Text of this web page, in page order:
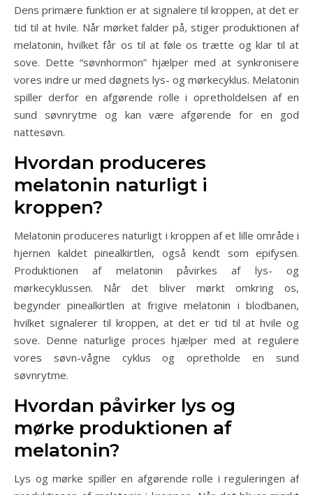
Dens primære funktion er at signalere til kroppen, at det er
tid til at hvile. Når mørket falder på, stiger produktionen af
melatonin, hvilket får os til at føle os trætte og klar til at
sove. Dette “søvnhormon” hjælper med at synkronisere
vores indre ur med døgnets lys- og mørkecyklus. Melatonin
spiller derfor en afgørende rolle i opretholdelsen af en
sund søvnrytme og kan være afgørende for en god
nattesøvn.
Hvordan produceres
melatonin naturligt i
kroppen?
Melatonin produceres naturligt i kroppen af et lille område i
hjernen kaldet pinealkirtlen, også kendt som epifysen.
Produktionen af melatonin påvirkes af lys- og
mørkecyklussen. Når det bliver mørkt omkring os,
begynder pinealkirtlen at frigive melatonin i blodbanen,
hvilket signalerer til kroppen, at det er tid til at hvile og
sove. Denne naturlige proces hjælper med at regulere
vores søvn-vågne cyklus og opretholde en sund
søvnrytme.
Hvordan påvirker lys og
mørke produktionen af
melatonin?
Lys og mørke spiller en afgørende rolle i reguleringen af